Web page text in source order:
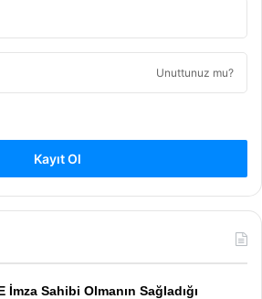
Unuttunuz mu?
Kayıt Ol
İmza Sahibi Olmanın Sağladığı